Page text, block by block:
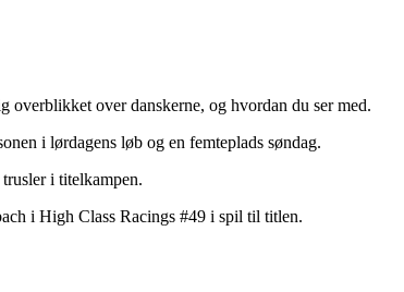
over danskerne, og hvordan du ser med.
i lørdagens løb og en femteplads søndag.
i titelkampen.
i High Class Racings #49 i spil til titlen.